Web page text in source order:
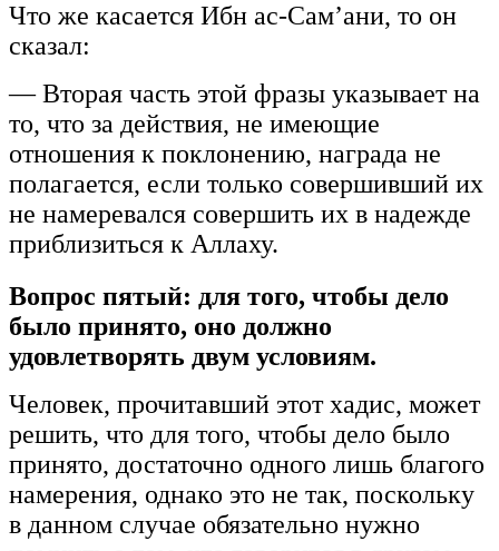
Что же касается Ибн ас-Сам’ани, то он
сказал:
— Вторая часть этой фразы указывает на
то, что за действия, не имеющие
отношения к поклонению, награда не
полагается, если только совершивший их
не намеревался совершить их в надежде
приблизиться к Аллаху.
Вопрос пятый: для того, чтобы дело
было принято, оно должно
удовлетворять двум условиям.
Человек, прочитавший этот хадис, может
решить, что для того, чтобы дело было
принято, достаточно одного лишь благого
намерения, однако это не так, поскольку
в данном случае обязательно нужно